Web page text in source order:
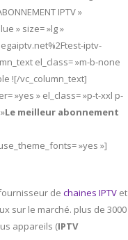
IPTV »
» size= »lg »
iptv-
el_class= »m-b-none
![/vc_column_text]
»yes » el_class= »p-t-xxl p-
Le meilleur abonnement
»yes »]
de chaines IPTVet
sur le marché. plus de 3000
appareils (IPTV